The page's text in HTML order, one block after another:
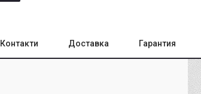
Контакти Доставка Гарантия